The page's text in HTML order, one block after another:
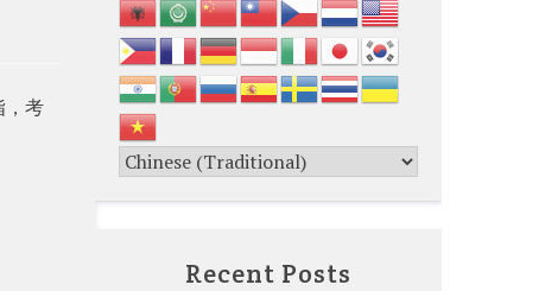
，考
Recent Posts